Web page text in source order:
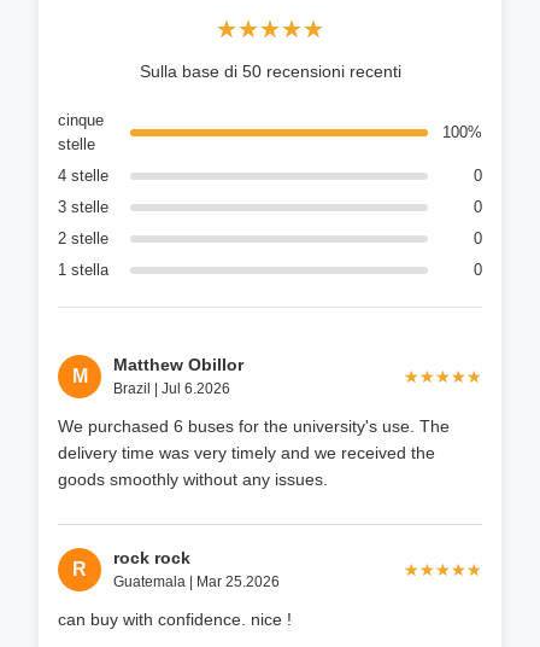
★★★★★
★★★★★
Sulla base di 50 recensioni recenti
cinque
stelle
100%
4 stelle
0
3 stelle
0
2 stelle
0
1 stella
0
M
Matthew Obillor
Brazil | Jul 6.2026
★★★★★
★★★★★
We purchased 6 buses for the university's use. The
delivery time was very timely and we received the
goods smoothly without any issues.
R
rock rock
Guatemala | Mar 25.2026
★★★★★
★★★★★
can buy with confidence. nice !